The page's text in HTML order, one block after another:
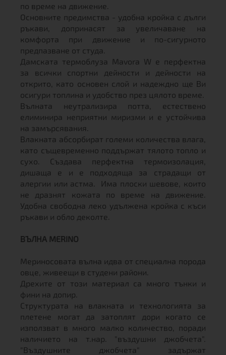
по време на движение.
Основните предимства - удобна кройка с дълги
ръкави, допринасят за увеличаване на
комфорта при движение и по-сигурното
предпазване от студа.
Дамската термоблуза Mavora W е перфектна
за всички спортни дейности и дейности на
открито, като основен слой и надеждно ще Ви
осигури топлина и удобство през цялото време.
Вълната неутрализира потта, естествено
елиминира неприятни миризми и е устойчива
на замърсявания.
Влакната абсорбират големи количества влага,
като същевременно поддържат тялото топло и
сухо. Създава перфектна термоизолация,
дишаща е и е подходяща за страдащи от
алергии или астма. Има плоски шевове, които
не дразнят кожата по време на движение.
Удобна свободна леко удължена кройка с къси
ръкави и обло деколте.
ВЪЛНА MERINO
Мериносовата вълна идва от специална порода
овце, живеещи в студени райони.
Дрехите от този материал са много тънки и
фини на допир.
Структурата на влакната и технологията за
плетене могат да затоплят дори когато се
използват в много малко количество, поради
наличието на т.нар. "въздушни джобчета".
"Въздушните джобчета" задържат